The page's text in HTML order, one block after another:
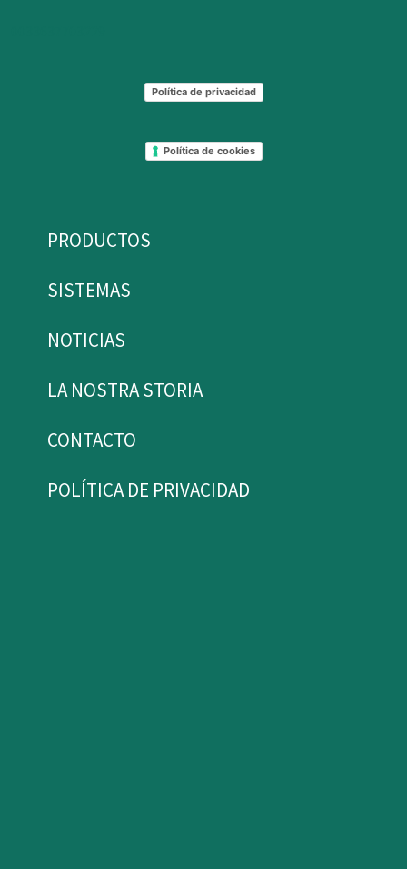
Política de privacidad
Política de cookies
PRODUCTOS
SISTEMAS
NOTICIAS
LA NOSTRA STORIA
CONTACTO
POLÍTICA DE PRIVACIDAD